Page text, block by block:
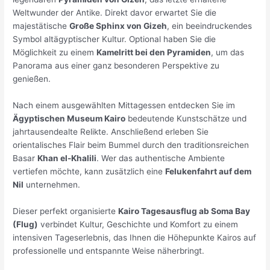
Weltwunder der Antike. Direkt davor erwartet Sie die
majestätischeGroße Sphinx von Gizeh, ein beeindruckendes
Symbol altägyptischer Kultur. Optional haben Sie die
Möglichkeit zu einemKamelritt bei den Pyramiden, um das
Panorama aus einer ganz besonderen Perspektive zu
genießen.
Nach einem ausgewählten Mittagessen entdecken Sie im
Ägyptischen Museum Kairo bedeutende Kunstschätze und
jahrtausendealte Relikte. Anschließend erleben Sie
orientalisches Flair beim Bummel durch den traditionsreichen
BasarKhan el-Khalili. Wer das authentische Ambiente
vertiefen möchte, kann zusätzlich eineFelukenfahrt auf dem
Nil unternehmen.
Dieser perfekt organisierteKairo Tagesausflug ab Soma Bay
(Flug) verbindet Kultur, Geschichte und Komfort zu einem
intensiven Tageserlebnis, das Ihnen die Höhepunkte Kairos auf
professionelle und entspannte Weise näherbringt.